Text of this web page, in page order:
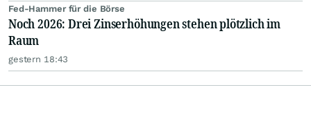
Fed-Hammer für die Börse
Noch 2026: Drei Zinserhöhungen stehen plötzlich im
Raum
gestern 18:43